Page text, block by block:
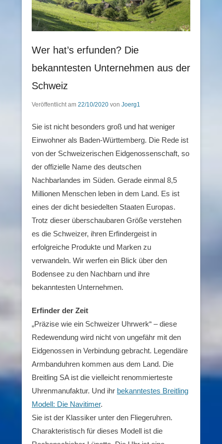
Wer hat’s erfunden? Die
bekanntesten Unternehmen aus der
Schweiz
Veröffentlicht am 22/10/2020 von Joerg1
Sie ist nicht besonders groß und hat weniger
Einwohner als Baden-Württemberg. Die Rede ist
von der Schweizerischen Eidgenossenschaft, so
der offizielle Name des deutschen
Nachbarlandes im Süden. Gerade einmal 8,5
Millionen Menschen leben in dem Land. Es ist
eines der dicht besiedelten Staaten Europas.
Trotz dieser überschaubaren Größe verstehen
es die Schweizer, ihren Erfindergeist in
erfolgreiche Produkte und Marken zu
verwandeln. Wir werfen ein Blick über den
Bodensee zu den Nachbarn und ihre
bekanntesten Unternehmen.
Erfinder der Zeit
„Präzise wie ein Schweizer Uhrwerk“ – diese
Redewendung wird nicht von ungefähr mit den
Eidgenossen in Verbindung gebracht. Legendäre
Armbanduhren kommen aus dem Land. Die
Breitling SA ist die vielleicht renommierteste
Uhrenmanufaktur. Und ihr bekanntestes Breitling
Modell: Die Navitimer.
Sie ist der Klassiker unter den Fliegeruhren.
Charakteristisch für dieses Modell ist die